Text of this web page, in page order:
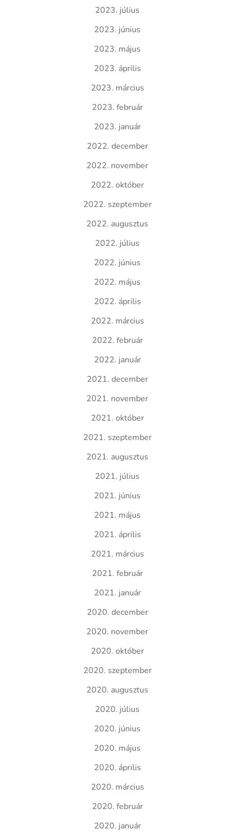
2023. július
2023. június
2023. május
2023. április
2023. március
2023. február
2023. január
2022. december
2022. november
2022. október
2022. szeptember
2022. augusztus
2022. július
2022. június
2022. május
2022. április
2022. március
2022. február
2022. január
2021. december
2021. november
2021. október
2021. szeptember
2021. augusztus
2021. július
2021. június
2021. május
2021. április
2021. március
2021. február
2021. január
2020. december
2020. november
2020. október
2020. szeptember
2020. augusztus
2020. július
2020. június
2020. május
2020. április
2020. március
2020. február
2020. január